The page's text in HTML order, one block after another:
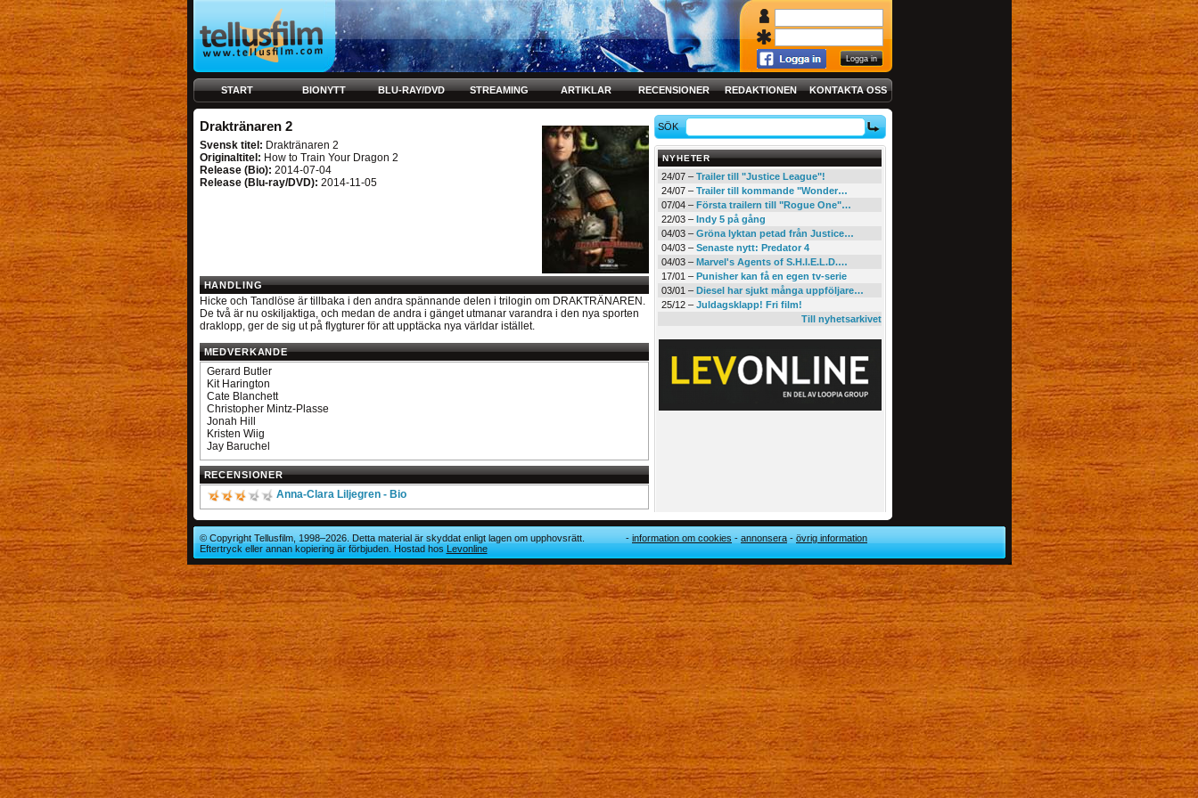
START BIONYTT BLU-RAY/DVD STREAMING ARTIKLAR RECENSIONER REDAKTIONEN KONTAKTA OSS
Draktränaren 2
Svensk titel: Draktränaren 2
Originaltitel: How to Train Your Dragon 2
Release (Bio): 2014-07-04
Release (Blu-ray/DVD): 2014-11-05
HANDLING
Hicke och Tandlöse är tillbaka i den andra spännande delen i trilogin om DRAKTRÄNAREN.
De två är nu oskiljaktiga, och medan de andra i gänget utmanar varandra i den nya sporten
draklopp, ger de sig ut på flygturer för att upptäcka nya världar istället.
MEDVERKANDE
Gerard Butler
Kit Harington
Cate Blanchett
Christopher Mintz-Plasse
Jonah Hill
Kristen Wiig
Jay Baruchel
RECENSIONER
Anna-Clara Liljegren - Bio
SÖK
NYHETER
24/07 –Trailer till "Justice League"!
24/07 –Trailer till kommande "Wonder…
07/04 –Första trailern till "Rogue One"…
22/03 –Indy 5 på gång
04/03 –Gröna lyktan petad från Justice…
04/03 –Senaste nytt: Predator 4
04/03 –Marvel's Agents of S.H.I.E.L.D.…
17/01 –Punisher kan få en egen tv-serie
03/01 –Diesel har sjukt många uppföljare…
25/12 –Juldagsklapp! Fri film!
Till nyhetsarkivet
© Copyright Tellusfilm, 1998–2026. Detta material är skyddat enligt lagen om upphovsrätt.
Eftertryck eller annan kopiering är förbjuden. Hostad hosLevonline
information om cookies annonsera övrig information